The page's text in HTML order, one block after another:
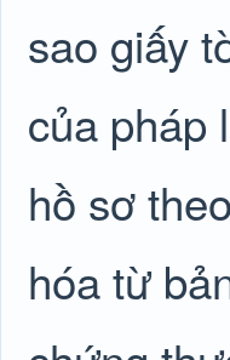
sao giấy
của pháp
hồ sơ
hóa từ